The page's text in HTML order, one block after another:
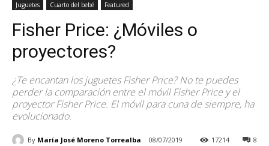
Juguetes Cuarto del bebé Featured
Fisher Price: ¿Móviles o
proyectores?
¿Te encantan los juguetes Fisher Price? No te puedes
perder la comparación entre el móvil Fisher Price y el
proyector Fisher Price. El móvil para cuna de siempre, ha
evolucionado.
By María José Moreno Torrealba 08/07/2019 8
17214